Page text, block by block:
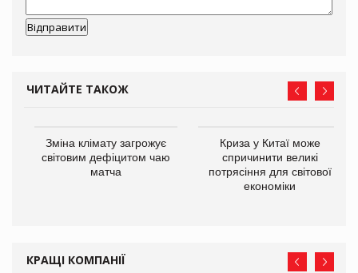
ЧИТАЙТЕ ТАКОЖ
Зміна клімату загрожує
світовим дефіцитом чаю
матча
Криза у Китаї може
спричинити великі
потрясіння для світової
економіки
КРАЩІ КОМПАНІЇ